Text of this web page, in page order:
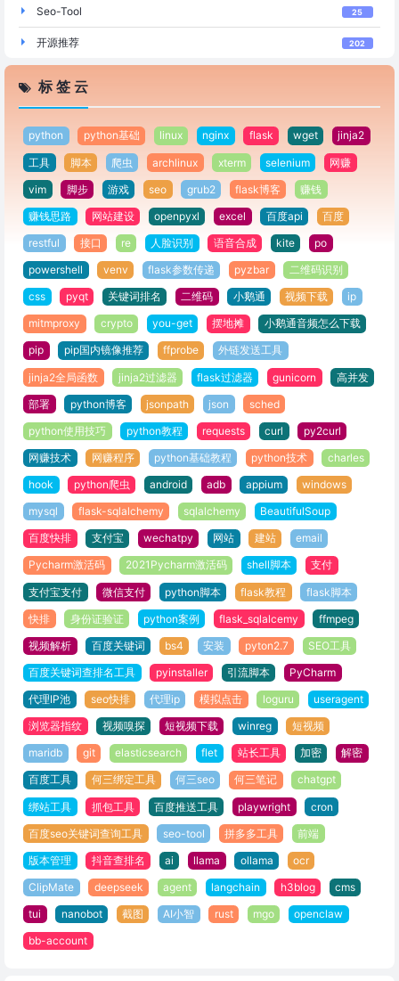
Seo-Tool 25
开源推荐 202
标 签 云
python python基础 linux nginx flask wget jinja2
工具 脚本 爬虫 archlinux xterm selenium 网赚
vim 脚步 游戏 seo grub2 flask博客 赚钱
赚钱思路 网站建设 openpyxl excel 百度api 百度
restful 接口 re 人脸识别 语音合成 kite po
powershell venv flask参数传递 pyzbar 二维码识别
css pyqt 关键词排名 二维码 小鹅通 视频下载 ip
mitmproxy crypto you-get 摆地摊 小鹅通音频怎么下载
pip pip国内镜像推荐 ffprobe 外链发送工具
jinja2全局函数 jinja2过滤器 flask过滤器 gunicorn 高并发
部署 python博客 jsonpath json sched
python使用技巧 python教程 requests curl py2curl
网赚技术 网赚程序 python基础教程 python技术 charles
hook python爬虫 android adb appium windows
mysql flask-sqlalchemy sqlalchemy BeautifulSoup
百度快排 支付宝 wechatpy 网站 建站 email
Pycharm激活码 2021Pycharm激活码 shell脚本 支付
支付宝支付 微信支付 python脚本 flask教程 flask脚本
快排 身份证验证 python案例 flask_sqlalcemy ffmpeg
视频解析 百度关键词 bs4 安装 pyton2.7 SEO工具
百度关键词查排名工具 pyinstaller 引流脚本 PyCharm
代理IP池 seo快排 代理ip 模拟点击 loguru useragent
浏览器指纹 视频嗅探 短视频下载 winreg 短视频
maridb git elasticsearch flet 站长工具 加密 解密
百度工具 何三绑定工具 何三seo 何三笔记 chatgpt
绑站工具 抓包工具 百度推送工具 playwright cron
百度seo关键词查询工具 seo-tool 拼多多工具 前端
版本管理 抖音查排名 ai llama ollama ocr
ClipMate deepseek agent langchain h3blog cms
tui nanobot 截图 AI小智 rust mgo openclaw
bb-account